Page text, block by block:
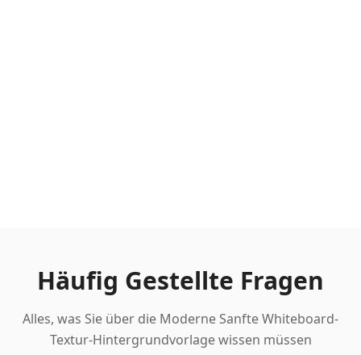
Häufig Gestellte Fragen
Alles, was Sie über die Moderne Sanfte Whiteboard-
Textur-Hintergrundvorlage wissen müssen